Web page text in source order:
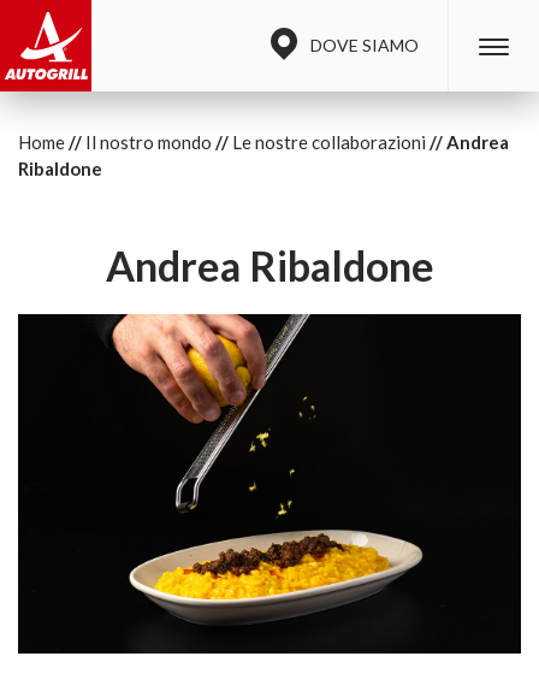
DOVE SIAMO
Home Il nostro mondo Le nostre collaborazioni
Andrea
Ribaldone
Andrea Ribaldone